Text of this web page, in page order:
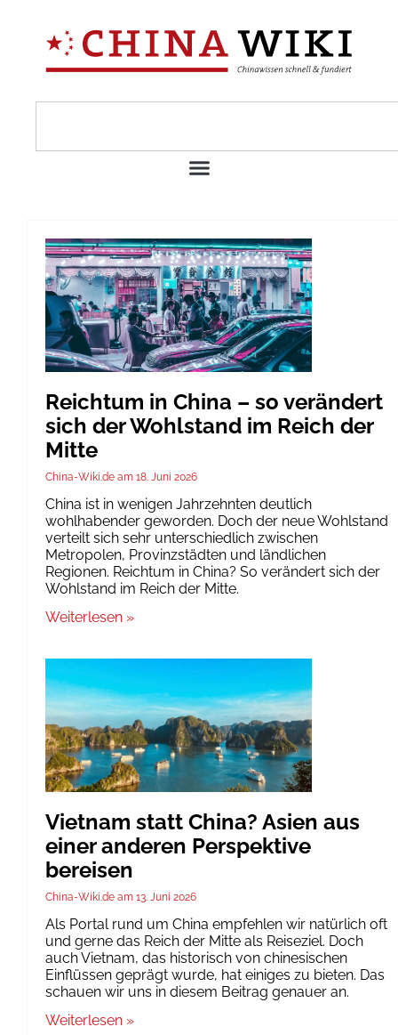
Reichtum in China – so verändert
sich der Wohlstand im Reich der
Mitte
China-Wiki.de 18. Juni 2026
China ist in wenigen Jahrzehnten deutlich
wohlhabender geworden. Doch der neue Wohlstand
verteilt sich sehr unterschiedlich zwischen
Metropolen, Provinzstädten und ländlichen
Regionen. Reichtum in China? So verändert sich der
Wohlstand im Reich der Mitte.
Weiterlesen »
Vietnam statt China? Asien aus
einer anderen Perspektive
bereisen
China-Wiki.de 13. Juni 2026
Als Portal rund um China empfehlen wir natürlich oft
und gerne das Reich der Mitte als Reiseziel. Doch
auch Vietnam, das historisch von chinesischen
Einflüssen geprägt wurde, hat einiges zu bieten. Das
schauen wir uns in diesem Beitrag genauer an.
Weiterlesen »